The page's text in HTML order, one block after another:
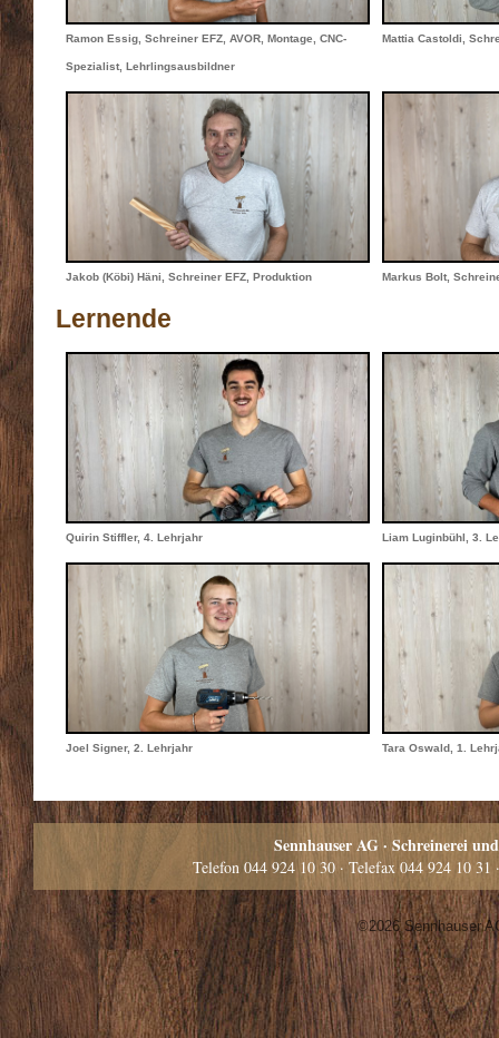
Ramon Essig, Schreiner EFZ, AVOR, Montage, CNC-
Spezialist, Lehrlingsausbildner
Mattia Castoldi,
Jakob (Köbi) Häni, Schreiner EFZ, Produktion Markus Bolt,
Lernende
Quirin Stiffler, 4. Lehrjahr Liam Luginbühl, 3.
Joel Signer, 2. Lehrjahr Tara Oswald, 1.
Sennhauser AG · Schreinerei
Telefon 044 924 10 30· Telefax 044 924 10 31
©2026Sennhauser